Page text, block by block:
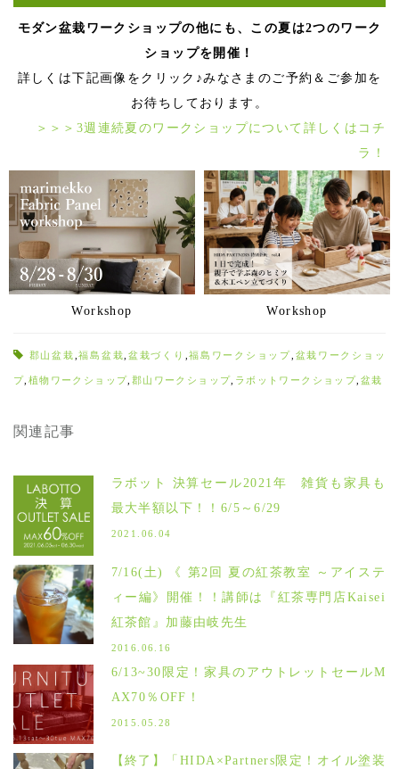
モダン盆栽ワークショップの他にも、この夏は2つのワーク
ショップを開催！
詳しくは下記画像をクリック♪みなさまのご予約＆ご参加を
お待ちしております。
＞＞＞3週連続夏のワークショップについて詳しくはコチ
ラ！
Workshop Workshop
郡山盆栽 ,福島盆栽 盆栽づくり 福島ワークショップ 盆栽ワークショッ
プ 植物ワークショップ 郡山ワークショップ ラボットワークショップ 盆栽
関連記事
ラボット 決算セール2021年 雑貨も家具も
最大半額以下！！6/5～6/29
2021.06.04
7/16(土) 《 第2回 夏の紅茶教室 ～アイステ
ィー編》開催！！講師は『紅茶専門店Kaisei
紅茶館』加藤由岐先生
2016.06.16
6/13~30限定！家具のアウトレットセールM
AX70％OFF！
2015.05.28
【終了】「HIDA×Partners限定！オイル塗装